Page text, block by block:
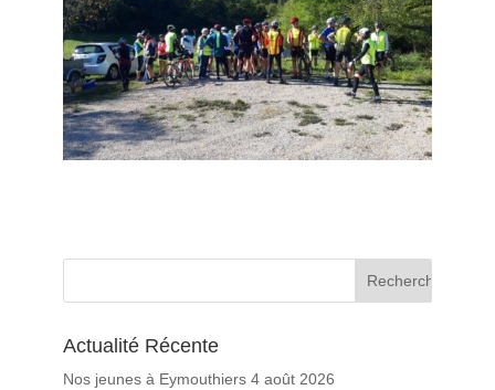
Actualité Récente
Nos jeunes à Eymouthiers 4 août 2026